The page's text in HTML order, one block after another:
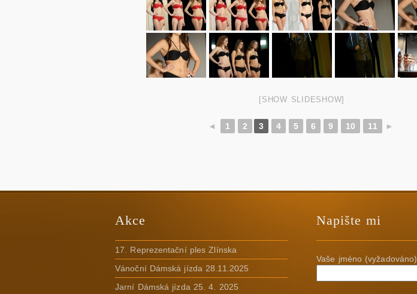
[SHOW SLIDESHOW]
◄ 1 2 3 4 5 6 9 10 11 ►
Akce
17. Reprezentační ples Zlínska
Vánoční Dámská jízda 28.11.2025
Jarní Dámská jízda 25. 4. 2025
Napište mi
Vaše jméno (vyžadováno)